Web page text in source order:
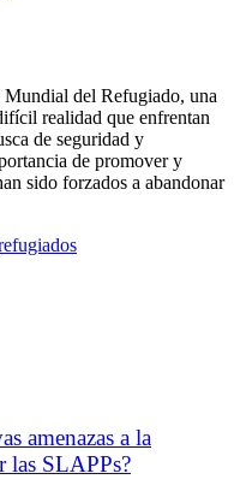
del Refugiado, una
realidad que enfrentan
de seguridad y
de promover y
sido forzados a abandonar
amenazas a la
las SLAPPs?